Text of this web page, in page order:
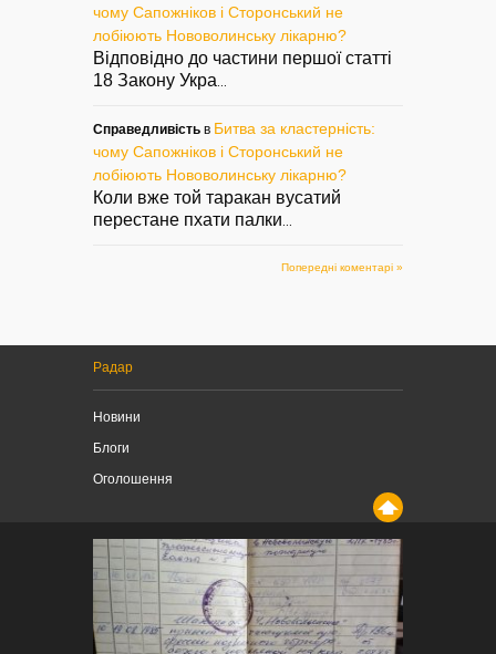
чому Сапожніков і Сторонський не
лобіюють Нововолинську лікарню?
Відповідно до частини першої статті
18 Закону Укра
Справедливість в Битва за кластерність:
чому Сапожніков і Сторонський не
лобіюють Нововолинську лікарню?
Коли вже той таракан вусатий
перестане пхати палки
Попередні коментарі »
Радар
Новини
Блоги
Оголошення